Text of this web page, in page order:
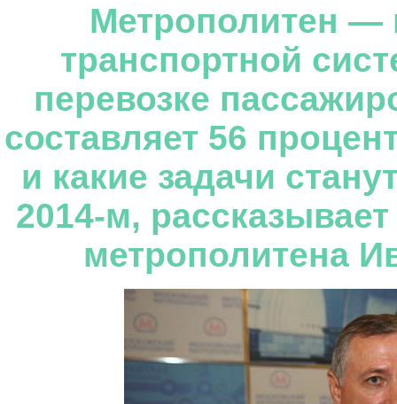
Метрополитен —
транспортной
перевозке
составляет 56
и какие задачи
2014-м,
метрополитена